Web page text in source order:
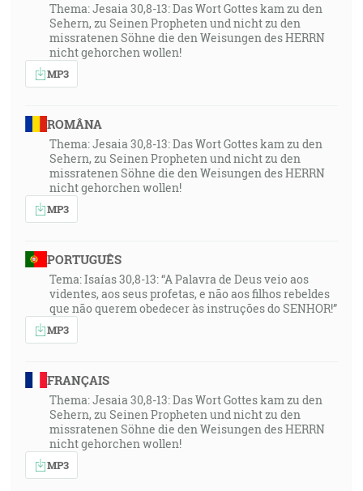
Thema: Jesaia 30,8-13: Das Wort Gottes kam zu den
Sehern, zu Seinen Propheten und nicht zu den
missratenen Söhne die den Weisungen des HERRN
nicht gehorchen wollen!
MP3
ROMÂNA
Thema: Jesaia 30,8-13: Das Wort Gottes kam zu den
Sehern, zu Seinen Propheten und nicht zu den
missratenen Söhne die den Weisungen des HERRN
nicht gehorchen wollen!
MP3
PORTUGUÊS
Tema: Isaías 30,8-13: “A Palavra de Deus veio aos
videntes, aos seus profetas, e não aos filhos rebeldes
que não querem obedecer às instruções do SENHOR!”
MP3
FRANÇAIS
Thema: Jesaia 30,8-13: Das Wort Gottes kam zu den
Sehern, zu Seinen Propheten und nicht zu den
missratenen Söhne die den Weisungen des HERRN
nicht gehorchen wollen!
MP3